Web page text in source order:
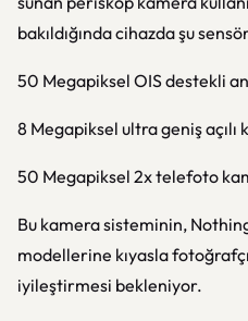
bakıldığında cihazda şu
50 Megapiksel OIS destekli
8 Megapiksel ultra geniş açılı
50 Megapiksel 2x telefoto
Bu kamera sisteminin,
modellerine kıyasla
iyileştirmesi bekleniyor.